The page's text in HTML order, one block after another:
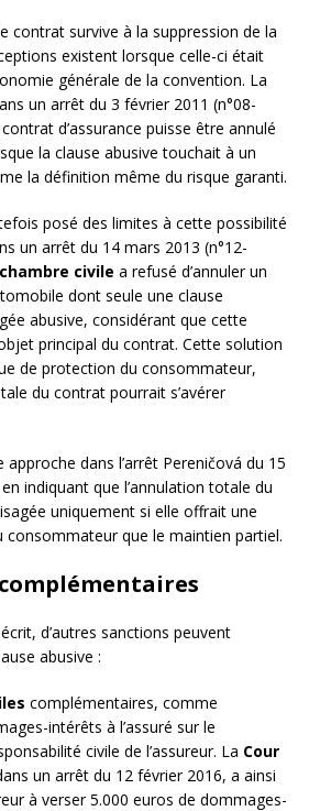
contrat survive à la suppression de la
existent lorsque celle-ci était
générale de la convention. La
un arrêt du 3 février 2011 (n°08-
d’assurance puisse être annulé
la clause abusive touchait à un
la définition même du risque garanti.
posé des limites à cette possibilité
un arrêt du 14 mars 2013 (n°12-
civile a refusé d’annuler un
dont seule une clause
abusive, considérant que cette
principal du contrat. Cette solution
de protection du consommateur,
du contrat pourrait s’avérer
approche dans l’arrêt Pereničová du 15
indiquant que l’annulation totale du
uniquement si elle offrait une
que le maintien partiel.
d’autres sanctions peuvent
abusive :
complémentaires, comme
intérêts à l’assuré sur le
civile de l’assureur. La Cour
un arrêt du 12 février 2016, a ainsi
à verser 5.000 euros de dommages-